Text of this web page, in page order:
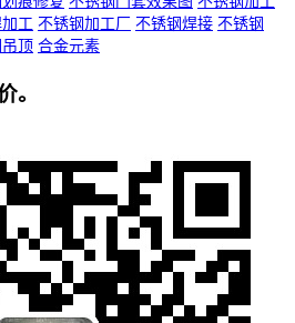
工 不锈钢加工厂 不锈钢焊接 不锈钢
顶 合金元素
。